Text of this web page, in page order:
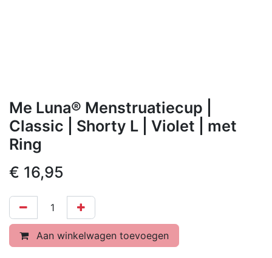
Me Luna® Menstruatiecup |
Classic | Shorty L | Violet | met
Ring
€ 16,95
Aan winkelwagen toevoegen